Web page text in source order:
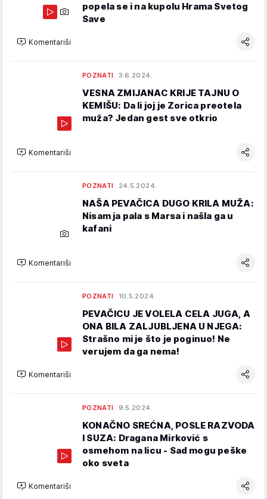
popela se i na kupolu Hrama Svetog
Save
Komentariši
POZNATI 3.6.2024.
VESNA ZMIJANAC KRIJE TAJNU O
KEMIŠU: Da li joj je Zorica preotela
muža? Jedan gest sve otkrio
Komentariši
POZNATI 24.5.2024.
NAŠA PEVAČICA DUGO KRILA MUŽA:
Nisam ja pala s Marsa i našla ga u
kafani
Komentariši
POZNATI 10.5.2024.
PEVAČICU JE VOLELA CELA JUGA, A
ONA BILA ZALJUBLJENA U NJEGA:
Strašno mi je što je poginuo! Ne
verujem da ga nema!
Komentariši
POZNATI 9.5.2024.
KONAČNO SREĆNA, POSLE RAZVODA
I SUZA: Dragana Mirković s
osmehom na licu - Sad mogu peške
oko sveta
Komentariši